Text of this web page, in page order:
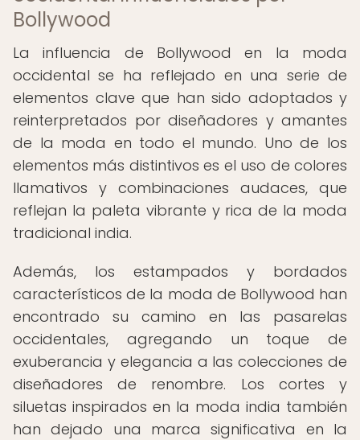
Bollywood
La influencia de Bollywood en la moda
occidental se ha reflejado en una serie de
elementos clave que han sido adoptados y
reinterpretados por diseñadores y amantes
de la moda en todo el mundo. Uno de los
elementos más distintivos es el uso de colores
llamativos y combinaciones audaces, que
reflejan la paleta vibrante y rica de la moda
tradicional india.
Además, los estampados y bordados
característicos de la moda de Bollywood han
encontrado su camino en las pasarelas
occidentales, agregando un toque de
exuberancia y elegancia a las colecciones de
diseñadores de renombre. Los cortes y
siluetas inspirados en la moda india también
han dejado una marca significativa en la